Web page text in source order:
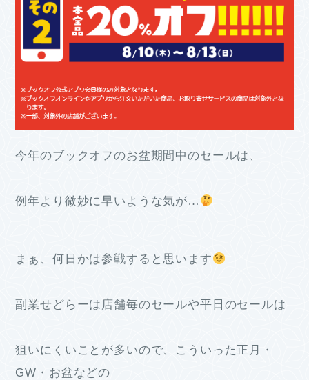
今年のブックオフのお盆期間中のセールは、
例年より微妙に早いような気が…
まぁ、何日かは参戦すると思います
副業せどらーは店舗毎のセールや平日のセールは
狙いにくいことが多いので、こういった正月・
GW・お盆などの